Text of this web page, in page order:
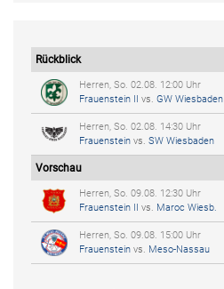
Rückblick
Herren, So. 02.08. 12:00 Uhr
Frauenstein II
vs. GW Wiesbaden
Herren, So. 02.08. 14:30 Uhr
Frauenstein vs. SW Wiesbaden
Vorschau
Herren, So. 09.08. 12:30 Uhr
Frauenstein II
vs. Maroc Wiesb.
Herren, So. 09.08. 15:00 Uhr
Frauenstein vs. Meso-Nassau